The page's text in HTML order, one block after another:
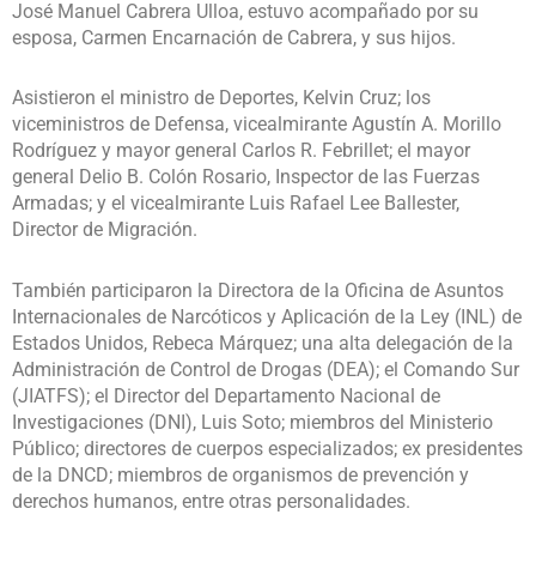
José Manuel Cabrera Ulloa, estuvo acompañado por su
esposa, Carmen Encarnación de Cabrera, y sus hijos.
Asistieron el ministro de Deportes, Kelvin Cruz; los
viceministros de Defensa, vicealmirante Agustín A. Morillo
Rodríguez y mayor general Carlos R. Febrillet; el mayor
general Delio B. Colón Rosario, Inspector de las Fuerzas
Armadas; y el vicealmirante Luis Rafael Lee Ballester,
Director de Migración.
También participaron la Directora de la Oficina de Asuntos
Internacionales de Narcóticos y Aplicación de la Ley (INL) de
Estados Unidos, Rebeca Márquez; una alta delegación de la
Administración de Control de Drogas (DEA); el Comando Sur
(JIATFS); el Director del Departamento Nacional de
Investigaciones (DNI), Luis Soto; miembros del Ministerio
Público; directores de cuerpos especializados; ex presidentes
de la DNCD; miembros de organismos de prevención y
derechos humanos, entre otras personalidades.